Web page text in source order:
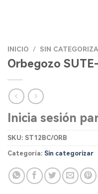
INICIO / SIN
Orbegozo
Inicia sesión
SKU: ST12BC/ORB
Categoría: Sin categorizar